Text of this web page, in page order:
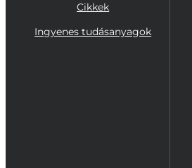
Cikkek
Ingyenes tudásanyagok